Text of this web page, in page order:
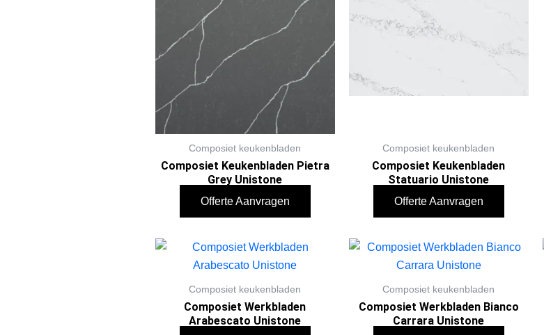
Composiet keukenbladen
Composiet Keukenbladen Pietra
Grey Unistone
Offerte Aanvragen
Composiet keukenbladen
Composiet Keukenbladen
Statuario Unistone
Offerte Aanvragen
Composiet keukenbladen
Composiet Werkbladen
Arabescato Unistone
Composiet keukenbladen
Composiet Werkbladen Bianco
Carrara Unistone